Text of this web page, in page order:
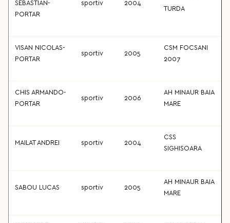
SEBASTIAN-
PORTAR
sportiv 2004
TURDA
VISAN NICOLAS-
PORTAR
sportiv 2005
CSM FOCSANI
2007
CHIS ARMANDO-
PORTAR
sportiv 2006
AH MINAUR BAIA
MARE
MAILAT ANDREI sportiv 2004
CSS
SIGHISOARA
SABOU LUCAS sportiv 2005
AH MINAUR BAIA
MARE